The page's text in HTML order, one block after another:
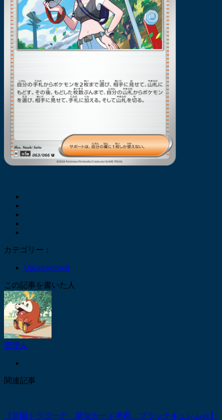
カテゴリー：
Uncategorized
この記事を書いた人
管理人
関連記事
【楽園ドラゴーナ 新規カード考察 ブラックキュレムex】